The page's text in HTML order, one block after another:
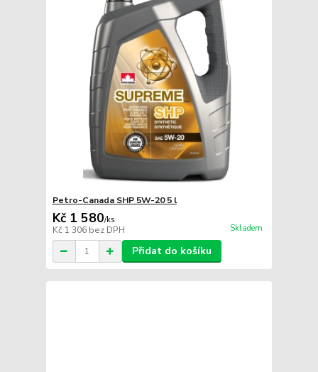
Petro-Canada SHP 5W-20 5 l
Kč 1 580/ks
Kč 1 306 bez DPH Skladem
Přidat do košíku